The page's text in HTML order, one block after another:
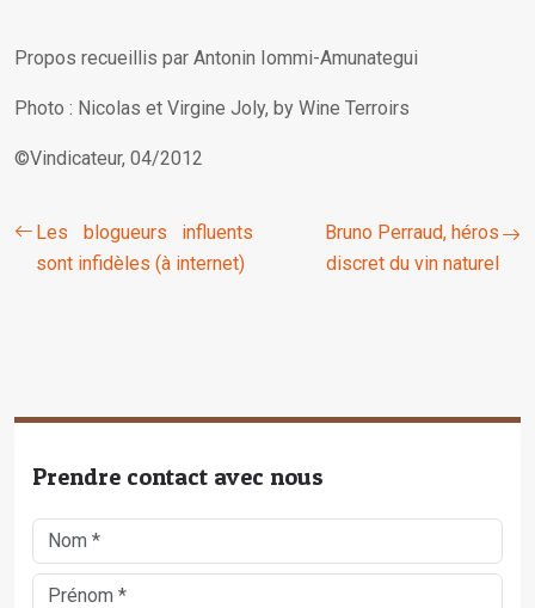
Propos recueillis par Antonin Iommi-Amunategui
Photo : Nicolas et Virgine Joly, by Wine Terroirs
©Vindicateur, 04/2012
Les blogueurs influents
sont infidèles (à internet)
Bruno Perraud, héros
discret du vin naturel
Prendre contact avec nous